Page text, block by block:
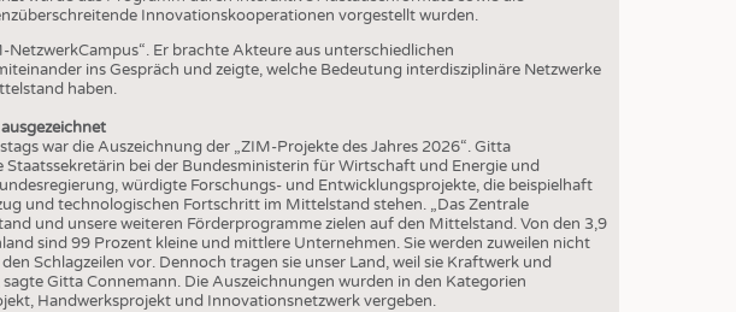
Innovationskooperationen vorgestellt wurden.
NetzwerkCampus“. Er brachte Akteure aus unterschiedlichen
ins Gespräch und zeigte, welche Bedeutung interdisziplinäre Netzwerke
haben.
war die Auszeichnung der „ZIM-Projekte des Jahres 2026“. Gitta
Staatssekretärin bei der Bundesministerin für Wirtschaft und Energie und
würdigte Forschungs- und Entwicklungsprojekte, die beispielhaft
und technologischen Fortschritt im Mittelstand stehen. „Das Zentrale
und unsere weiteren Förderprogramme zielen auf den Mittelstand. Von den 3,9
sind 99 Prozent kleine und mittlere Unternehmen. Sie werden zuweilen nicht
Schlagzeilen vor. Dennoch tragen sie unser Land, weil sie Kraftwerk und
Gitta Connemann. Die Auszeichnungen wurden in den Kategorien
Handwerksprojekt und Innovationsnetzwerk vergeben.